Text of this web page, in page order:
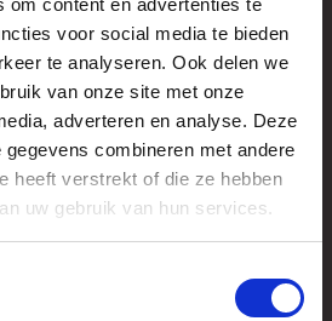
voor social media te bieden
te analyseren. Ook delen we
van onze site met onze
adverteren en analyse. Deze
combineren met andere
heeft verstrekt of die ze hebben
uw gebruik van hun services.